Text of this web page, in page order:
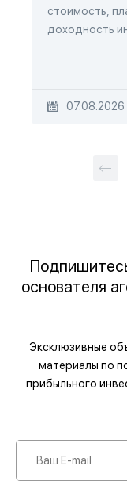
стоимость,
доходность
07.08.2026
основателя
Эксклюзивные
материалы по
прибыльного